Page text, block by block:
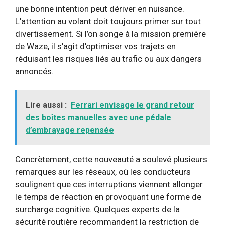
une bonne intention peut dériver en nuisance.
L’attention au volant doit toujours primer sur tout
divertissement. Si l’on songe à la mission première
de Waze, il s’agit d’optimiser vos trajets en
réduisant les risques liés au trafic ou aux dangers
annoncés.
Lire aussi : Ferrari envisage le grand retour
des boîtes manuelles avec une pédale
d’embrayage repensée
Concrètement, cette nouveauté a soulevé plusieurs
remarques sur les réseaux, où les conducteurs
soulignent que ces interruptions viennent allonger
le temps de réaction en provoquant une forme de
surcharge cognitive. Quelques experts de la
sécurité routière recommandent la restriction de